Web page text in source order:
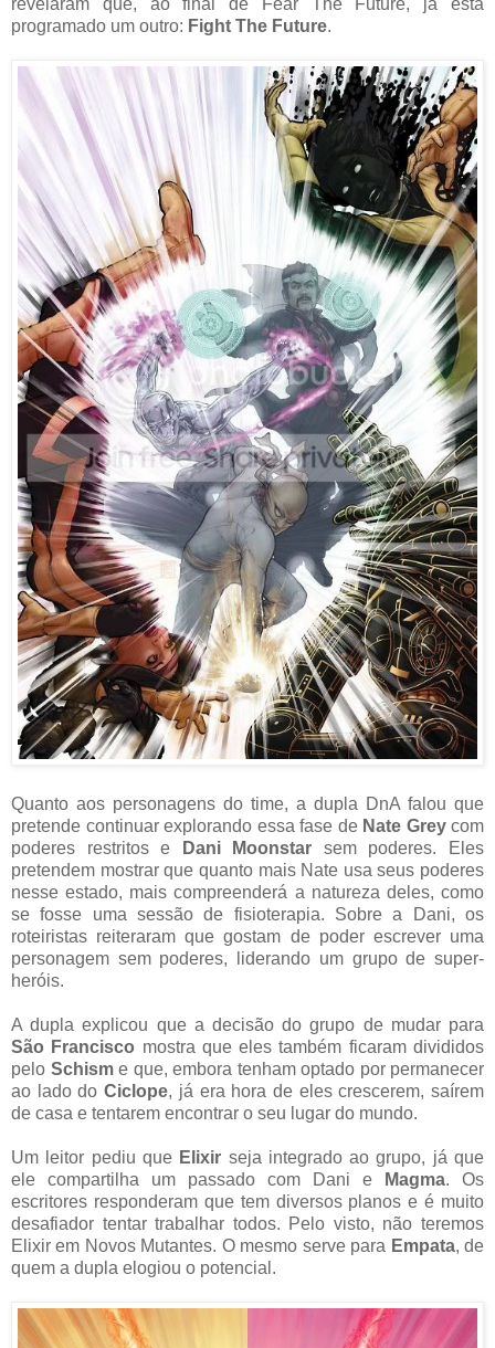
revelaram que, ao final de Fear The Future, já está
programado um outro: Fight The Future.
Quanto aos personagens do time, a dupla DnA falou que
pretende continuar explorando essa fase de Nate Greycom
poderes restritos e Dani Moonstar sem poderes. Eles
pretendem mostrar que quanto mais Nate usa seus poderes
nesse estado, mais compreenderá a natureza deles, como
se fosse uma sessão de fisioterapia. Sobre a Dani, os
roteiristas reiteraram que gostam de poder escrever uma
personagem sem poderes, liderando um grupo de super-
heróis.
A dupla explicou que a decisão do grupo de mudar para
São Francisco mostra que eles também ficaram divididos
pelo Schism e que, embora tenham optado por permanecer
ao lado doCiclope, já era hora de eles crescerem, saírem
de casa e tentarem encontrar o seu lugar do mundo.
Um leitor pediu que Elixir seja integrado ao grupo, já que
ele compartilha um passado com Dani e
Magma. Os
escritores responderam que tem diversos planos e é muito
desafiador tentar trabalhar todos. Pelo visto, não teremos
Elixir em Novos Mutantes. O mesmo serve para Empata, de
quem a dupla elogiou o potencial.